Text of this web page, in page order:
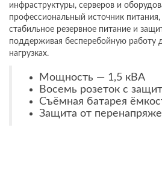
инфраструктуры, серверов и
профессиональный источник
стабильное резервное питание и
поддерживая бесперебойную работу
нагрузках.
Мощность — 1,5 кВА
Восемь розеток с
Съёмная батарея
Защита от